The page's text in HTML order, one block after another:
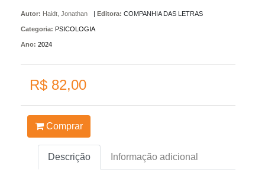
Autor: Haidt, Jonathan Editora: COMPANHIA DAS LETRAS
Categoria: PSICOLOGIA
Ano: 2024
R$ 82,00
Comprar
Descrição Informação adicional